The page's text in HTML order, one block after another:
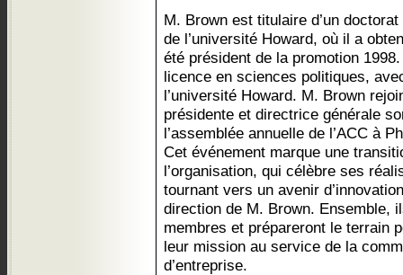
M. Brown est titulaire d’un
de l’université Howard, où il a
été président de la promotion
licence en sciences politiques,
l’université Howard. M. Brown
présidente et directrice générale
l’assemblée annuelle de l’ACC à
Cet événement marque une
l’organisation, qui célèbre ses
tournant vers un avenir
direction de M. Brown. Ensemble,
membres et prépareront le terrain
leur mission au service de la
d’entreprise.